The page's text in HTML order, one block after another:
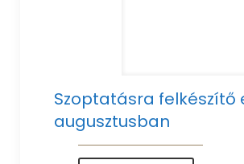
Szoptatásra felkészítő
augusztusban